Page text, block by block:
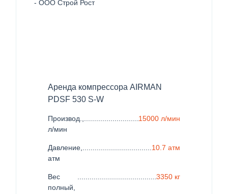
Аренда компрессора AIRMAN
PDSF 530 S-W
Производ.,
л/мин
15000 л/мин
Давление,
атм
10.7 атм
Вес
полный,
3350 кг